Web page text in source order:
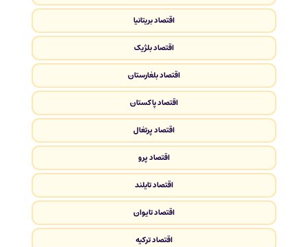
اقتصاد بریتانیا
اقتصاد بلژیک
اقتصاد بلغارستان
اقتصاد پاکستان
اقتصاد پرتغال
اقتصاد پرو
اقتصاد تایلند
اقتصاد تایوان
اقتصاد ترکیه